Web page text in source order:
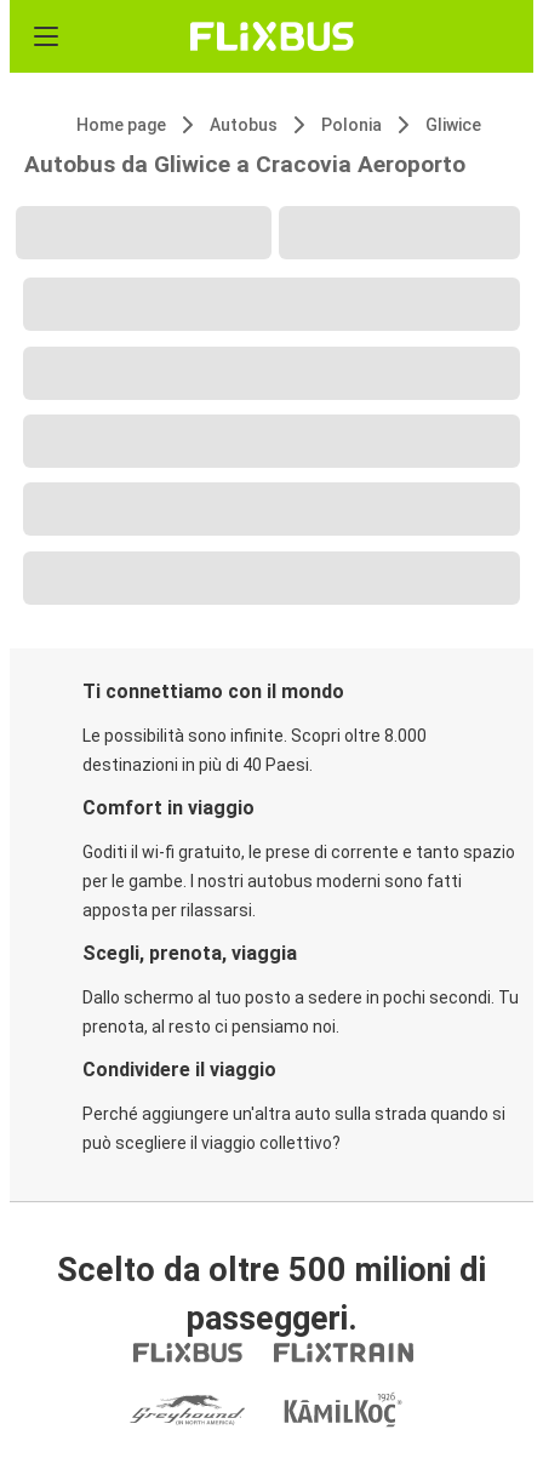
Home page Autobus Polonia Gliwice
Autobus da Gliwice a Cracovia Aeroporto
Ti connettiamo con il mondo
Le possibilità sono infinite. Scopri oltre 8.000
destinazioni in più di 40 Paesi.
Comfort in viaggio
Goditi il wi-fi gratuito, le prese di corrente e tanto spazio
per le gambe. I nostri autobus moderni sono fatti
apposta per rilassarsi.
Scegli, prenota, viaggia
Dallo schermo al tuo posto a sedere in pochi secondi. Tu
prenota, al resto ci pensiamo noi.
Condividere il viaggio
Perché aggiungere un'altra auto sulla strada quando si
può scegliere il viaggio collettivo?
Scelto da oltre 500 milioni di
passeggeri.